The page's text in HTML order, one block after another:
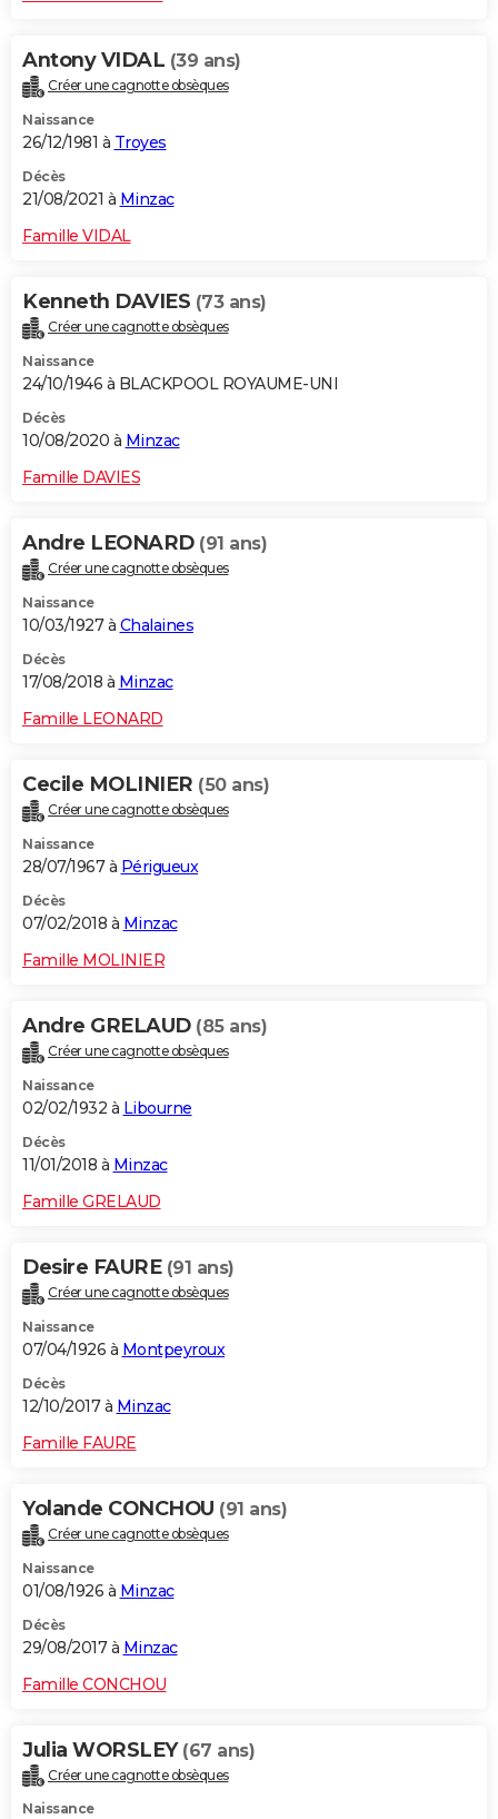
Antony VIDAL (39 ans)
Créer une cagnotte obsèques
Naissance
26/12/1981 à Troyes
Décès
21/08/2021 à Minzac
Famille VIDAL
Kenneth DAVIES (73 ans)
Créer une cagnotte obsèques
Naissance
24/10/1946 à BLACKPOOL ROYAUME-UNI
Décès
10/08/2020 à Minzac
Famille DAVIES
Andre LEONARD (91 ans)
Créer une cagnotte obsèques
Naissance
10/03/1927 à Chalaines
Décès
17/08/2018 à Minzac
Famille LEONARD
Cecile MOLINIER (50 ans)
Créer une cagnotte obsèques
Naissance
28/07/1967 à Périgueux
Décès
07/02/2018 à Minzac
Famille MOLINIER
Andre GRELAUD (85 ans)
Créer une cagnotte obsèques
Naissance
02/02/1932 à Libourne
Décès
11/01/2018 à Minzac
Famille GRELAUD
Desire FAURE (91 ans)
Créer une cagnotte obsèques
Naissance
07/04/1926 à Montpeyroux
Décès
12/10/2017 à Minzac
Famille FAURE
Yolande CONCHOU (91 ans)
Créer une cagnotte obsèques
Naissance
01/08/1926 à Minzac
Décès
29/08/2017 à Minzac
Famille CONCHOU
Julia WORSLEY (67 ans)
Créer une cagnotte obsèques
Naissance